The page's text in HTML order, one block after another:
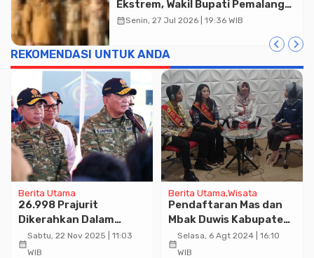
Ekstrem, Wakil Bupati Pemalang
Ingatkan ASN Waspada Bahaya
calendar_monthSenin, 27 Jul 2026 | 19:36 WIB
REKOMENDASI UNTUK ANDA
Berita Utama
26.998 Prajurit
Dikerahkan Dalam
Latihan Terintegrasi
TNI 2025 di Morowali,
calendar_month
Sabtu, 22 Nov 2025 | 11:03
WIB
Berita Utama Wisata
Pendaftaran Mas dan
Mbak Duwis Kabupaten
Pemalang Tahun 2024
Telah Dibuka
calendar_month
Selasa, 6 Agt 2024 | 16:10
WIB